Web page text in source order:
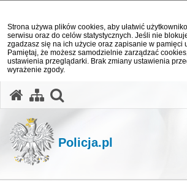
Strona używa plików cookies, aby ułatwić
serwisu oraz do celów statystycznych. Jeśli nie
zgadzasz się na ich użycie oraz zapisanie w pamięci
Pamiętaj, że możesz samodzielnie zarządzać
ustawienia przeglądarki. Brak zmiany ustawienia
wyrażenie zgody.
Policja.pl